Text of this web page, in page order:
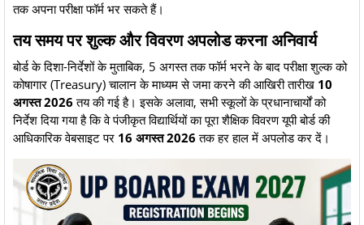
तक अपना परीक्षा फॉर्म भर सकते हैं।
तय समय पर शुल्क और विवरण अपलोड करना अनिवार्य
​बोर्ड के दिशा-निर्देशों के मुताबिक, 5 अगस्त तक फॉर्म भरने के बाद परीक्षा शुल्क को
कोषागार (Treasury) चालान के माध्यम से जमा करने की आखिरी तारीख 10
अगस्त 2026 तय की गई है। इसके अलावा, सभी स्कूलों के प्रधानाचार्यों को
निर्देश दिया गया है कि वे पंजीकृत विद्यार्थियों का पूरा शैक्षिक विवरण यूपी बोर्ड की
आधिकारिक वेबसाइट पर 16 अगस्त 2026 तक हर हाल में अपलोड कर दें।